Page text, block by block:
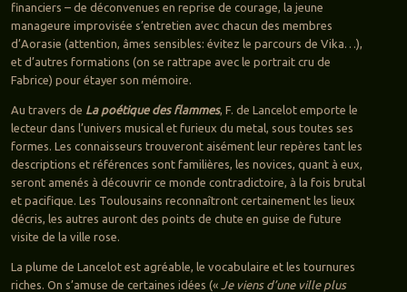
financiers – de déconvenues en reprise de courage, la jeune
manageure improvisée s’entretien avec chacun des membres
d’Aorasie (attention, âmes sensibles: évitez le parcours de Vika…),
et d’autres formations (on se rattrape avec le portrait cru de
Fabrice) pour étayer son mémoire.
Au travers de La poétique des flammes, F. de Lancelot emporte le
lecteur dans l’univers musical et furieux du metal, sous toutes ses
formes. Les connaisseurs trouveront aisément leur repères tant les
descriptions et références sont familières, les novices, quant à eux,
seront amenés à découvrir ce monde contradictoire, à la fois brutal
et pacifique. Les Toulousains reconnaîtront certainement les lieux
décris, les autres auront des points de chute en guise de future
visite de la ville rose.
La plume de Lancelot est agréable, le vocabulaire et les tournures
riches. On s’amuse de certaines idées (« Je viens d’une ville plus